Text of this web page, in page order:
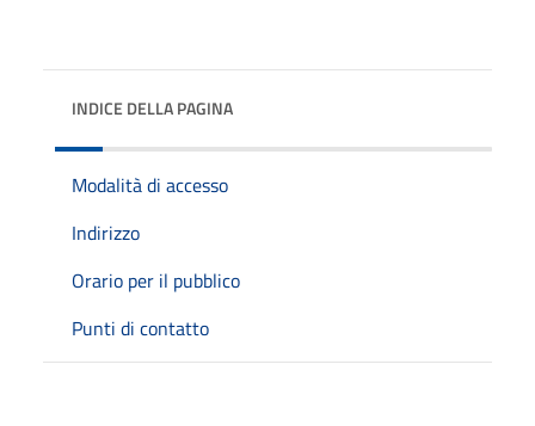
INDICE DELLA PAGINA
Modalità di accesso
Indirizzo
Orario per il pubblico
Punti di contatto